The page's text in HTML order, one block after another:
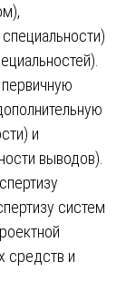
и
выводов).
систем
средств и